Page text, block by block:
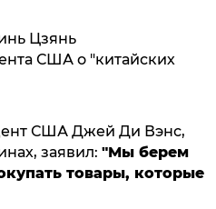
Цзянь
США о "китайских
США Джей Ди Вэнс,
заявил: "Мы берем
товары, которые